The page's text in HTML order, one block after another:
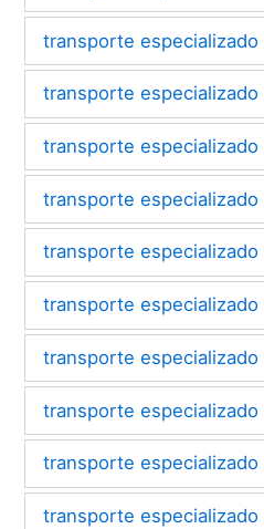
transporte especializado
transporte especializado
transporte especializado
transporte especializado
transporte especializado
transporte especializado
transporte especializado
transporte especializado
transporte especializado
transporte especializado